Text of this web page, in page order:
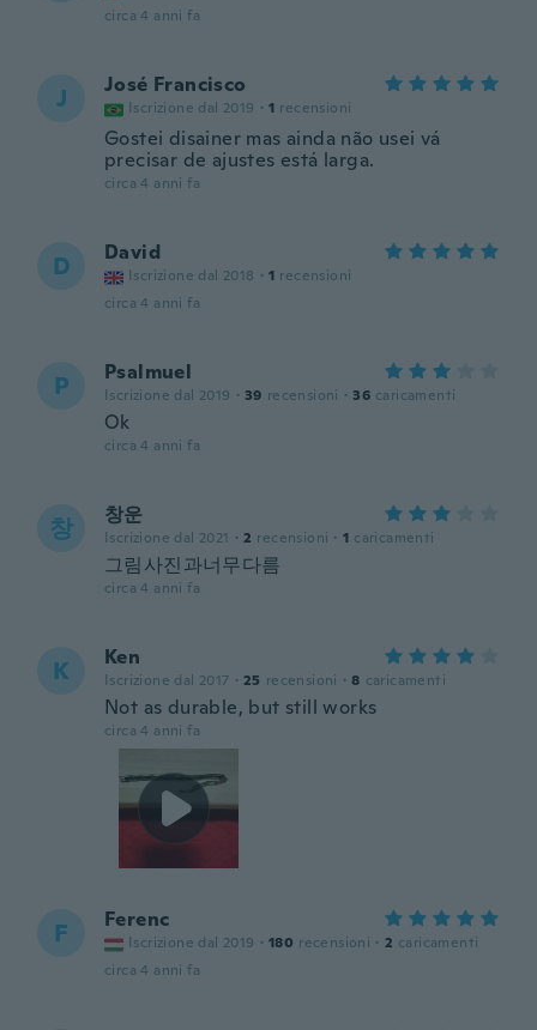
circa 4 anni fa
J José Francisco
Iscrizione dal 2019 · 1 recensioni
Gostei disainer mas ainda não usei vá
precisar de ajustes está larga.
circa 4 anni fa
D David
Iscrizione dal 2018 · 1 recensioni
circa 4 anni fa
P Psalmuel
Iscrizione dal 2019 · 39 recensioni · 36 caricamenti
Ok
circa 4 anni fa
창 창운
Iscrizione dal 2021 · 2 recensioni · 1 caricamenti
그림사진과너무다름
circa 4 anni fa
K Ken
Iscrizione dal 2017 · 25 recensioni · 8 caricamenti
Not as durable, but still works
circa 4 anni fa
F Ferenc
Iscrizione dal 2019 · 180 recensioni · 2 caricamenti
circa 4 anni fa